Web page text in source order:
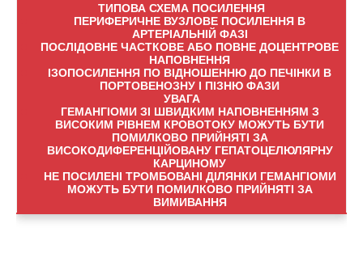
ТИПОВА СХЕМА ПОСИЛЕННЯ
ПЕРИФЕРИЧНЕ ВУЗЛОВЕ ПОСИЛЕННЯ В
АРТЕРІАЛЬНІЙ ФАЗІ
ПОСЛІДОВНЕ ЧАСТКОВЕ АБО ПОВНЕ ДОЦЕНТРОВЕ
НАПОВНЕННЯ
ІЗОПОСИЛЕННЯ ПО ВІДНОШЕННЮ ДО ПЕЧІНКИ В
ПОРТОВЕНОЗНУ І ПІЗНЮ ФАЗИ
УВАГА
ГЕМАНГІОМИ ЗІ ШВИДКИМ НАПОВНЕННЯМ З
ВИСОКИМ РІВНЕМ КРОВОТОКУ МОЖУТЬ БУТИ
ПОМИЛКОВО ПРИЙНЯТІ ЗА
ВИСОКОДИФЕРЕНЦІЙОВАНУ ГЕПАТОЦЕЛЮЛЯРНУ
КАРЦИНОМУ
НЕ ПОСИЛЕНІ ТРОМБОВАНІ ДІЛЯНКИ ГЕМАНГІОМИ
МОЖУТЬ БУТИ ПОМИЛКОВО ПРИЙНЯТІ ЗА
ВИМИВАННЯ